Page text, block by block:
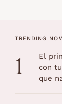
TRENDING
1
El
con
que